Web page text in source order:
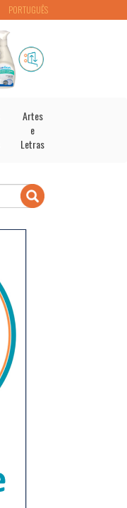
PORTUGUÊS
Artes
e
Letras